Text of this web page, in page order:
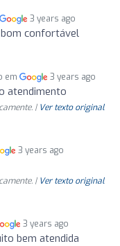
3 years ago
confortável
em 3 years ago
atendimento
| Ver texto original
3 years ago
| Ver texto original
3 years ago
bem atendida